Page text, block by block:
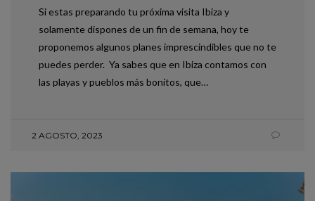
Si estas preparando tu próxima visita Ibiza y
solamente dispones de un fin de semana, hoy te
proponemos algunos planes imprescindibles que no te
puedes perder. Ya sabes que en Ibiza contamos con
las playas y pueblos más bonitos, que…
2 AGOSTO, 2023